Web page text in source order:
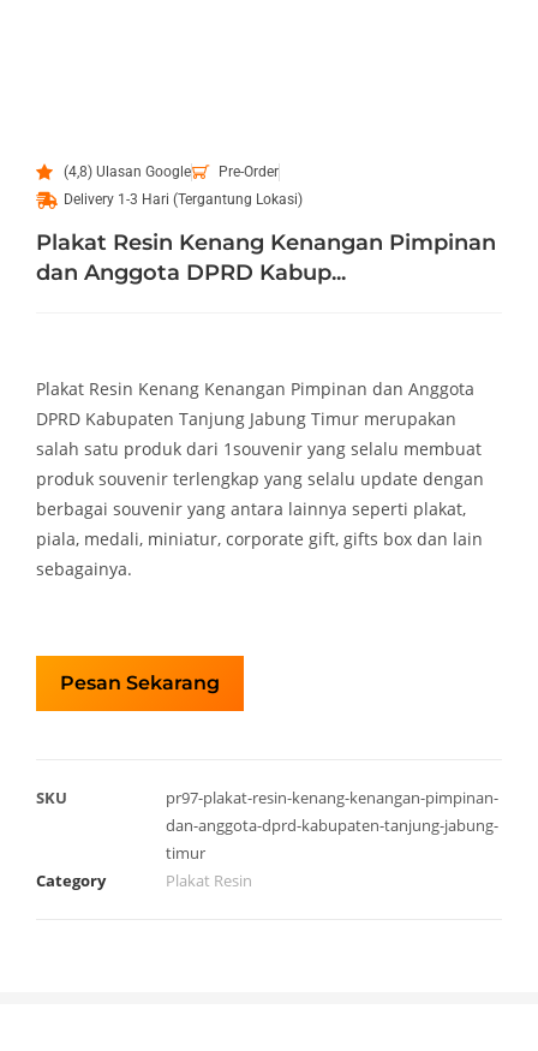
(4,8) Ulasan Google
Pre-Order
Delivery 1-3 Hari (Tergantung Lokasi)
Plakat Resin Kenang Kenangan Pimpinan
dan Anggota DPRD Kabup...
Plakat Resin Kenang Kenangan Pimpinan dan Anggota
DPRD Kabupaten Tanjung Jabung Timur merupakan
salah satu produk dari 1souvenir yang selalu membuat
produk souvenir terlengkap yang selalu update dengan
berbagai souvenir yang antara lainnya seperti plakat,
piala, medali, miniatur, corporate gift, gifts box dan lain
sebagainya.
Pesan Sekarang
SKU
pr97-plakat-resin-kenang-kenangan-pimpinan-
dan-anggota-dprd-kabupaten-tanjung-jabung-
timur
Category
Plakat Resin